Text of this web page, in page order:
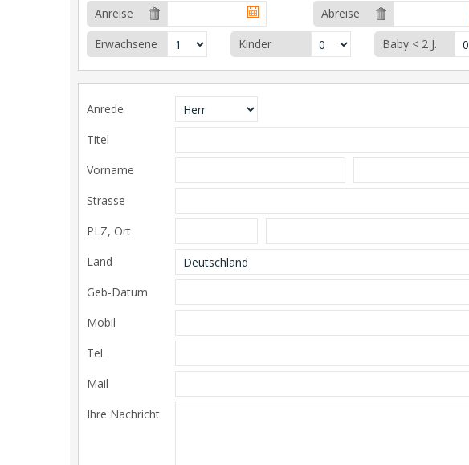
Anreise
Abreise
Erwachsene
Kinder Baby < 2 J.
Anrede
Titel
Vorname
Strasse
PLZ, Ort
Land
Geb-Datum
Mobil
Tel.
Mail
Ihre Nachricht